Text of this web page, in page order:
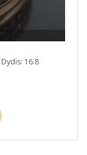
Dydis: 16.8